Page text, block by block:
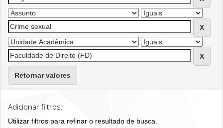
Retornar valores
Adicionar filtros:
Utilizar filtros para refinar o resultado de busca.